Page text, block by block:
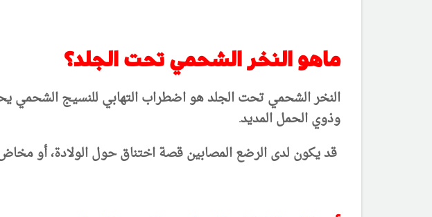
ماهو النخر الشحمي تحت الجلد؟
النخر الشحمي تحت الجلد هو اضطراب التهابي للنسيج الشحمي
وذوي الحمل المديد.
قد يكون لدى الرضع المصابين قصة اختناق حول الولادة، أو